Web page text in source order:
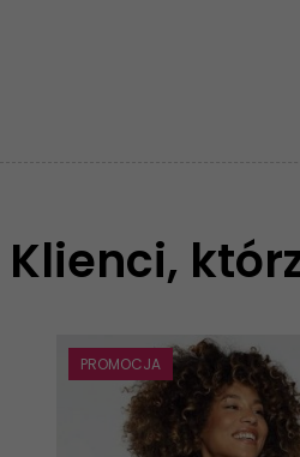
Klienci,
PROMOCJA